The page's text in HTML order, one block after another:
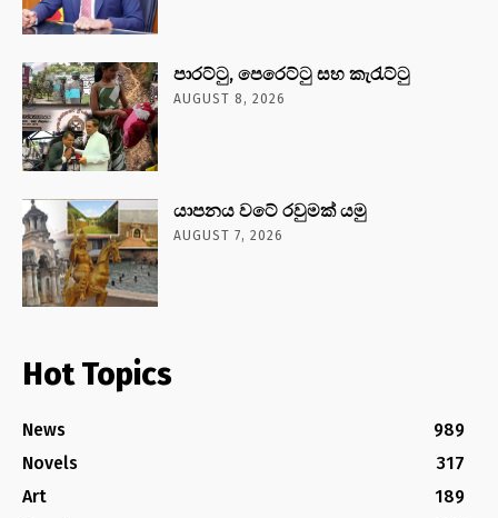
පාරට්ටු, පෙරෙට්ටු සහ කැරැට්ටු
AUGUST 8, 2026
යාපනය වටේ රවුමක් යමු
AUGUST 7, 2026
Hot Topics
News
989
Novels
317
Art
189